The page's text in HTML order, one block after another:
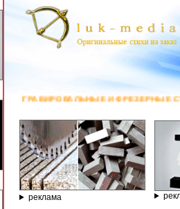
СТАНКИ ПО КАМНЮ ОТ
реклама